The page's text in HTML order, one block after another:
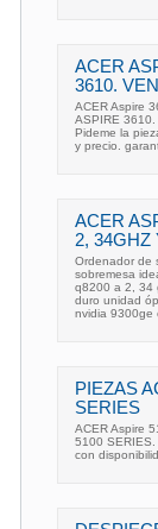
ACER
3610.
ACER Aspire
ASPIRE 3610.
Pideme la
y precio.
ACER
2, 34GHZ
Ordenador de
sobremesa
q8200 a 2, 34
duro unidad
nvidia 9300ge
PIEZAS
SERIES
ACER Aspire
5100
con